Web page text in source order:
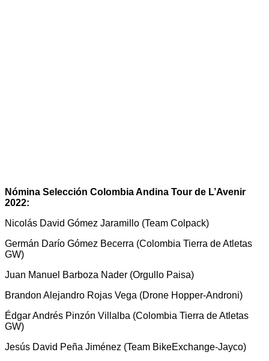
Nómina Selección Colombia Andina Tour de L’Avenir
2022:
Nicolás David Gómez Jaramillo (Team Colpack)
Germán Darío Gómez Becerra (Colombia Tierra de Atletas
GW)
Juan Manuel Barboza Nader (Orgullo Paisa)
Brandon Alejandro Rojas Vega (Drone Hopper-Androni)
Édgar Andrés Pinzón Villalba (Colombia Tierra de Atletas
GW)
Jesús David Peña Jiménez (Team BikeExchange-Jayco)